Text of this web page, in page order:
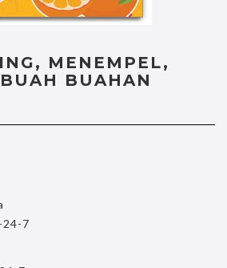
MENEMPEL,
BUAHAN
24-7